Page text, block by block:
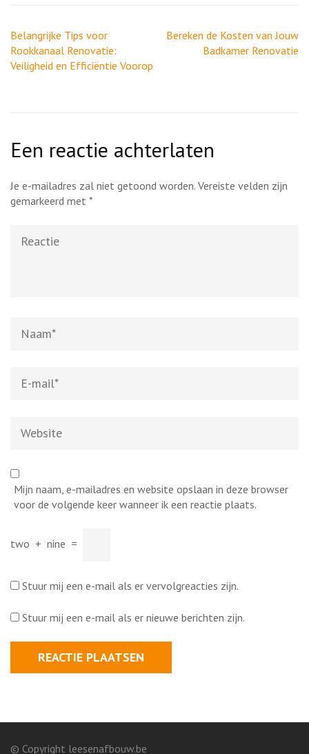
Berichtnavigatie
Belangrijke Tips voor
Rookkanaal Renovatie:
Veiligheid en Efficiëntie Voorop
Bereken de Kosten van Jouw
Badkamer Renovatie
Een reactie achterlaten
Je e-mailadres zal niet getoond worden. Vereiste velden zijn
gemarkeerd met *
mail*
Mijn naam, e-mailadres en website opslaan in deze browser
voor de volgende keer wanneer ik een reactie plaats.
two + nine =
Stuur mij een e-mail als er vervolgreacties zijn.
Stuur mij een e-mail als er nieuwe berichten zijn.
© Copyright leesenafbouw.be